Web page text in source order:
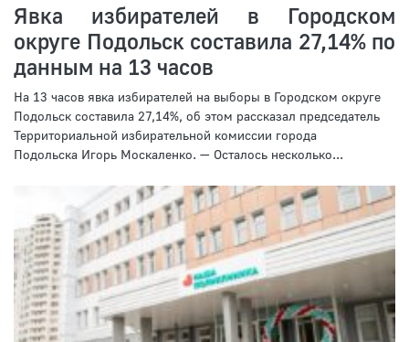
Явка избирателей в Городском
округе Подольск составила 27,14% по
данным на 13 часов
На 13 часов явка избирателей на выборы в Городском округе
Подольск составила 27,14%, об этом рассказал председатель
Территориальной избирательной комиссии города
Подольска Игорь Москаленко. — Осталось несколько...